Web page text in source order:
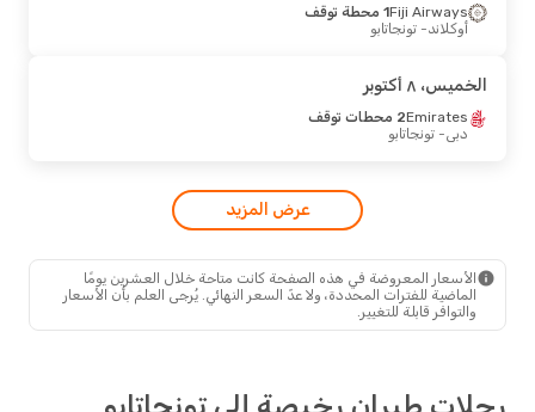
Fiji Airways1 محطة توقف
- تونجاتابو
٨ أكتوبر
Emirates2 محطات توقف
- تونجاتابو
عرض المزيد
الأسعار المعروضة في هذه الصفحة كانت متاحة خلال العشرين يومًا
الماضية للفترات المحددة، ولا عدّ السعر النهائي. يُرجى العلم بأن الأسعار
والتوافر قابلة للتغيير.